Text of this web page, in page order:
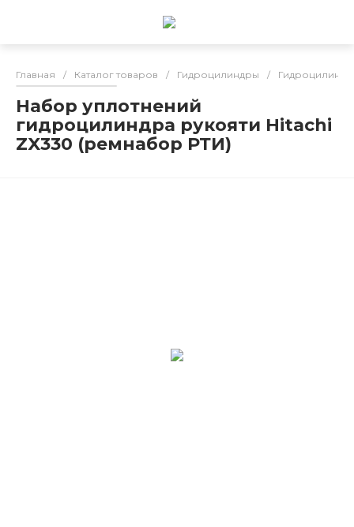
Главная / Каталог товаров / Гидроцилиндры /
Набор уплотнений
гидроцилиндра рукояти Hitachi
ZX330 (ремнабор РТИ)